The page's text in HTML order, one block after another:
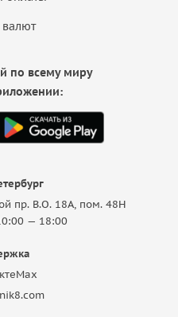
пр. В.О. 18A, пом. 48Н
— 18:00
Max
по всему миру